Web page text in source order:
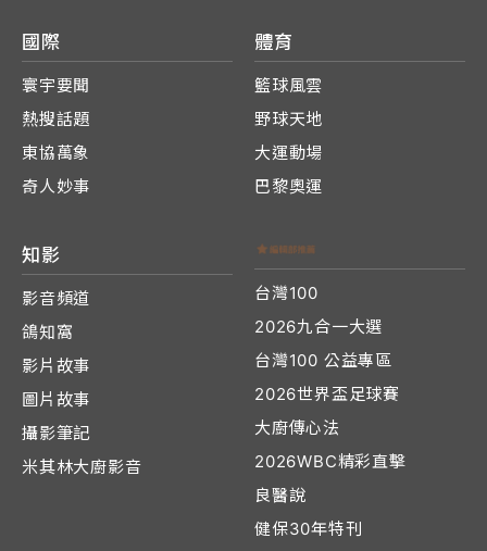
國際
寰宇要聞
熱搜話題
東協萬象
奇人妙事
體育
籃球風雲
野球天地
大運動場
巴黎奧運
知影
影音頻道
鴿知窩
影片故事
圖片故事
攝影筆記
米其林大廚影音
台灣100
2026九合一大選
台灣100 公益專區
2026世界盃足球賽
大廚傳心法
2026WBC精彩直擊
良醫說
健保30年特刊